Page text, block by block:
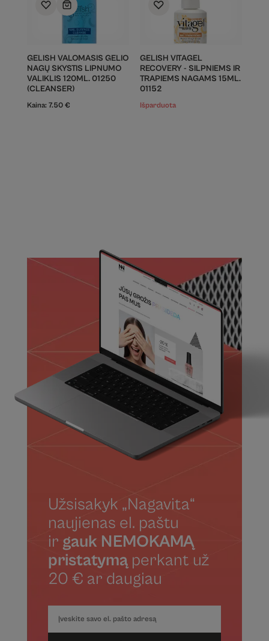
GELISH VALOMASIS GELIO
NAGŲ SKYSTIS LIPNUMO
VALIKLIS 120ML. 01250
(CLEANSER)
Kaina: 7.50 €
GELISH VITAGEL
RECOVERY - SILPNIEMS IR
TRAPIEMS NAGAMS 15ML.
01152
Išparduota
Užsisakyk „Nagavita“
naujienas el. paštu
ir gauk NEMOKAMĄ
pristatymąperkant už
20 € ar daugiau